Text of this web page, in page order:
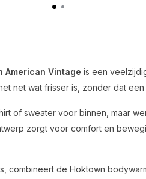
American Vintage is een
net wat frisser is, zonder dat een
of sweater voor binnen, maar
zorgt voor comfort en
combineert de Hoktown